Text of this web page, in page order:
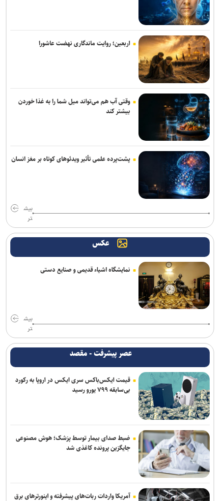
افزایش سابقه خدمت الزامی برای بازنشستگی بر اساس قانون برنامه هفتم
دانشگاه ورود کند؛ فرونشست زمین هشدار علمی برای زیرساخت /
جمعیت ۹۰ میلیونی با ظرفیت آبی ۴۰ میلیون نفری!
اربعین؛ روایت ماندگاری نهضت عاشورا
وقتی آب هم می‌تواند میل شما را به غذا خوردن
بیشتر کند
پشت‌پرده علمی تأثیر ویدئو‌های کوتاه بر مغز انسان
بیش
تر
عکس
نمایشگاه اشیاء قدیمی و صنایع دستی
بیش
تر
عصر پیشرفت - مقصد
قیمت ایکس‌باکس سری ایکس در اروپا به رکورد
بی‌سابقه ۷۹۹ یورو رسید
ضبط صدای بیمار توسط پزشک؛ هوش مصنوعی
جایگزین پرونده کاغذی شد
آمریکا واردات ربات‌های پیشرفته و اینورترهای برق